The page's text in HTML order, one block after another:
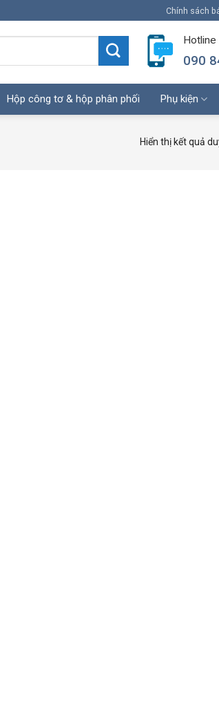
Chính sách
Hotline
090
Hộp công tơ & hộp phân phối Phụ kiện
Hiển thị kết quả